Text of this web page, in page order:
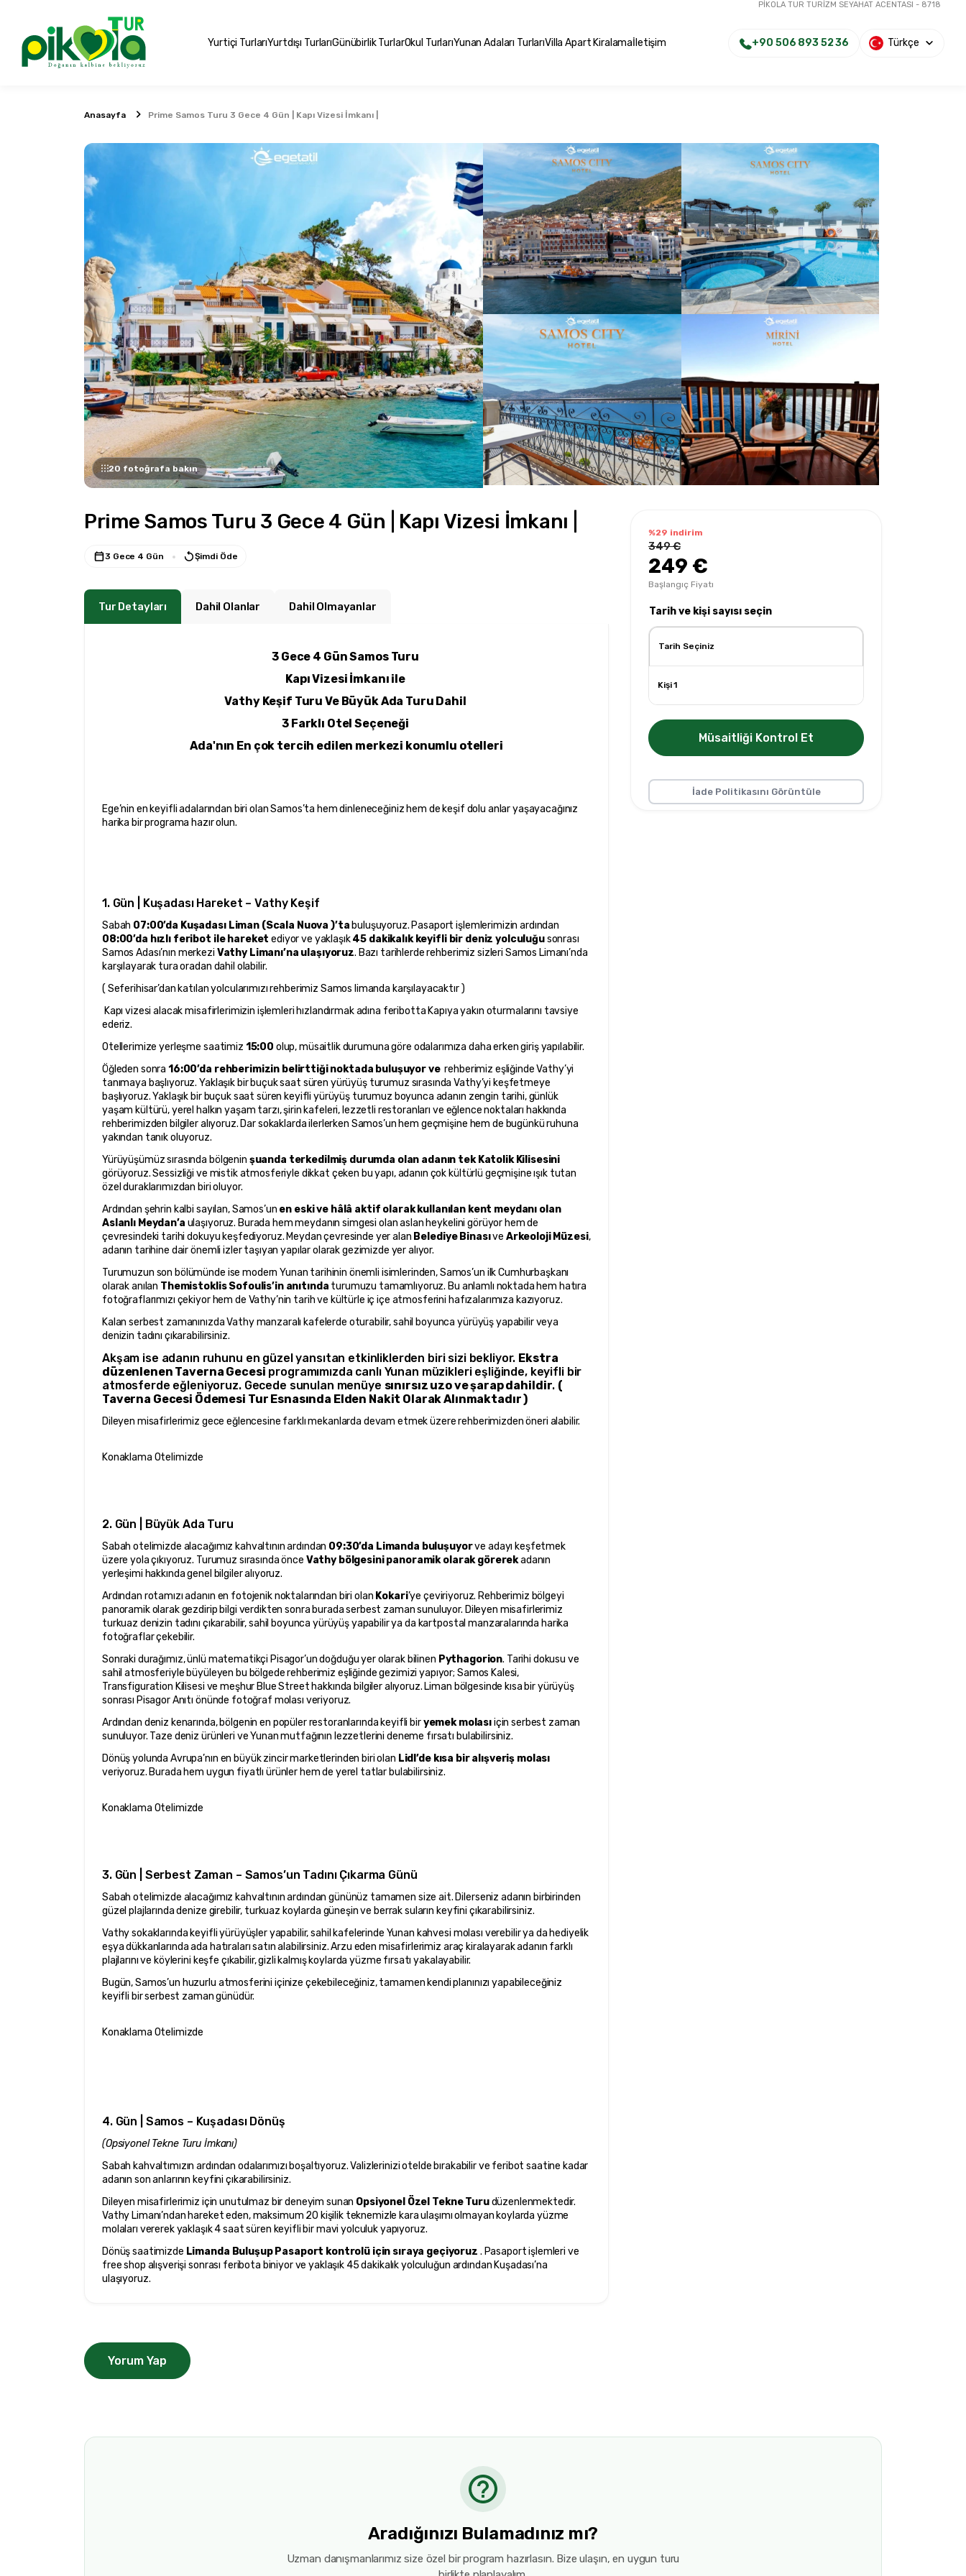
PİKOLA TUR TURİZM SEYAHAT ACENTASI - 8718
Yurtiçi TurlarıYurtdışı TurlarıGünübirlik TurlarOkul TurlarıYunan Adaları TurlarıVilla Apart Kiralamaİletişim +90 506 893 52 36 Türkçe
Anasayfa Prime Samos Turu 3 Gece 4 Gün | Kapı Vizesi İmkanı |
20 fotoğrafa bakın
Prime Samos Turu 3 Gece 4 Gün | Kapı Vizesi İmkanı |
3 Gece 4 Gün Şimdi Öde
Tur Detayları Dahil Olanlar Dahil Olmayanlar
3 Gece 4 Gün Samos Turu
Kapı Vizesi İmkanı ile
Vathy Keşif Turu Ve Büyük Ada Turu Dahil
3 Farklı Otel Seçeneği
Ada'nın En çok tercih edilen merkezi konumlu otelleri
Ege’nin en keyifli adalarından biri olan Samos’ta hem dinleneceğiniz hem de keşif dolu anlar yaşayacağınız
harika bir programa hazır olun.
1. Gün | Kuşadası Hareket – Vathy Keşif
Sabah 07:00’da Kuşadası Liman (Scala Nuova )’ta
08:00’da hızlı feribot ile hareket ediyor ve yaklaşık 45 dakikalık keyifli bir deniz yolculuğu sonrası
Samos Adası’nın merkezi Vathy Limanı’na ulaşıyoruz. Bazı tarihlerde rehberimiz sizleri Samos Limanı’nda
karşılayarak tura oradan dahil olabilir.
( Seferihisar’dan katılan yolcularımızı rehberimiz Samos limanda karşılayacaktır )
Kapı vizesi alacak misafirlerimizin işlemleri hızlandırmak adına feribotta Kapıya yakın oturmalarını tavsiye
ederiz.
Otellerimize yerleşme saatimiz 15:00 olup, müsaitlik durumuna göre odalarımıza daha erken giriş yapılabilir.
Öğleden sonra 16:00’da rehberimizin belirttiği noktada buluşuyor ve rehberimiz eşliğinde Vathy’yi
tanımaya başlıyoruz. Yaklaşık bir buçuk saat süren yürüyüş turumuz sırasında Vathy’yi keşfetmeye
başlıyoruz. Yaklaşık bir buçuk saat süren keyifli yürüyüş turumuz boyunca adanın zengin tarihi, günlük
yaşam kültürü, yerel halkın yaşam tarzı, şirin kafeleri, lezzetli restoranları ve eğlence noktaları hakkında
rehberimizden bilgiler alıyoruz. Dar sokaklarda ilerlerken Samos’un hem geçmişine hem de bugünkü ruhuna
yakından tanık oluyoruz.
Yürüyüşümüz sırasında bölgenin şuanda terkedilmiş durumda olan adanın tek Katolik Kilisesini
görüyoruz. Sessizliği ve mistik atmosferiyle dikkat çeken bu yapı, adanın çok kültürlü geçmişine ışık tutan
özel duraklarımızdan biri oluyor.
Ardından şehrin kalbi sayılan, Samos’un en eski ve hâlâ aktif olarak kullanılan kent meydanı olan
Aslanlı Meydan’a ulaşıyoruz. Burada hem meydanın simgesi olan aslan heykelini görüyor hem de
çevresindeki tarihi dokuyu keşfediyoruz. Meydan çevresinde yer alan Belediye Binası ve Arkeoloji Müzesi,
adanın tarihine dair önemli izler taşıyan yapılar olarak gezimizde yer alıyor.
Turumuzun son bölümünde ise modern Yunan tarihinin önemli isimlerinden, Samos’un ilk Cumhurbaşkanı
olarak anılan Themistoklis Sofoulis’in anıtında turumuzu tamamlıyoruz. Bu anlamlı noktada hem hatıra
fotoğraflarımızı çekiyor hem de Vathy’nin tarih ve kültürle iç içe atmosferini hafızalarımıza kazıyoruz.
Kalan serbest zamanınızda Vathy manzaralı kafelerde oturabilir, sahil boyunca yürüyüş yapabilir veya
denizin tadını çıkarabilirsiniz.
Akşam ise adanın ruhunu en güzel yansıtan etkinliklerden biri sizi bekliyor. Ekstra
düzenlenen Taverna Gecesi programımızda canlı Yunan müzikleri eşliğinde, keyifli bir
atmosferde eğleniyoruz. Gecede sunulan menüye sınırsız uzo ve şarap dahildir. (
Taverna Gecesi Ödemesi Tur Esnasında Elden Nakit Olarak Alınmaktadır )
Dileyen misafirlerimiz gece eğlencesine farklı mekanlarda devam etmek üzere rehberimizden öneri alabilir.
Konaklama Otelimizde
2. Gün | Büyük Ada Turu
Sabah otelimizde alacağımız kahvaltının ardından 09:30’da Limanda buluşuyor ve adayı keşfetmek
üzere yola çıkıyoruz. Turumuz sırasında önce Vathy bölgesini panoramik olarak görerek adanın
yerleşimi hakkında genel bilgiler alıyoruz.
Ardından rotamızı adanın en fotojenik noktalarından biri olan Kokari’ye çeviriyoruz. Rehberimiz bölgeyi
panoramik olarak gezdirip bilgi verdikten sonra burada serbest zaman sunuluyor. Dileyen misafirlerimiz
turkuaz denizin tadını çıkarabilir, sahil boyunca yürüyüş yapabilir ya da kartpostal manzaralarında harika
fotoğraflar çekebilir.
Sonraki durağımız, ünlü matematikçi Pisagor’un doğduğu yer olarak bilinen Pythagorion. Tarihi dokusu ve
sahil atmosferiyle büyüleyen bu bölgede rehberimiz eşliğinde gezimizi yapıyor; Samos Kalesi,
Transfiguration Kilisesi ve meşhur Blue Street hakkında bilgiler alıyoruz. Liman bölgesinde kısa bir yürüyüş
sonrası Pisagor Anıtı önünde fotoğraf molası veriyoruz.
Ardından deniz kenarında, bölgenin en popüler restoranlarında keyifli bir yemek molası için serbest zaman
sunuluyor. Taze deniz ürünleri ve Yunan mutfağının lezzetlerini deneme fırsatı bulabilirsiniz.
Dönüş yolunda Avrupa’nın en büyük zincir marketlerinden biri olan Lidl’de kısa bir alışveriş molası
veriyoruz. Burada hem uygun fiyatlı ürünler hem de yerel tatlar bulabilirsiniz.
Konaklama Otelimizde
3. Gün | Serbest Zaman – Samos’un Tadını Çıkarma Günü
Sabah otelimizde alacağımız kahvaltının ardından gününüz tamamen size ait. Dilerseniz adanın birbirinden
güzel plajlarında denize girebilir, turkuaz koylarda güneşin ve berrak suların keyfini çıkarabilirsiniz.
Vathy sokaklarında keyifli yürüyüşler yapabilir, sahil kafelerinde Yunan kahvesi molası verebilir ya da hediyelik
eşya dükkanlarında ada hatıraları satın alabilirsiniz. Arzu eden misafirlerimiz araç kiralayarak adanın farklı
plajlarını ve köylerini keşfe çıkabilir, gizli kalmış koylarda yüzme fırsatı yakalayabilir.
Bugün, Samos’un huzurlu atmosferini içinize çekebileceğiniz, tamamen kendi planınızı yapabileceğiniz
keyifli bir serbest zaman günüdür.
Konaklama Otelimizde
4. Gün | Samos – Kuşadası Dönüş
(Opsiyonel Tekne Turu İmkanı)
Sabah kahvaltımızın ardından odalarımızı boşaltıyoruz. Valizlerinizi otelde bırakabilir ve feribot saatine kadar
adanın son anlarının keyfini çıkarabilirsiniz.
Dileyen misafirlerimiz için unutulmaz bir deneyim sunan Opsiyonel Özel Tekne Turu düzenlenmektedir.
Vathy Limanı’ndan hareket eden, maksimum 20 kişilik teknemizle kara ulaşımı olmayan koylarda yüzme
molaları vererek yaklaşık 4 saat süren keyifli bir mavi yolculuk yapıyoruz.
Dönüş saatimizde Limanda Buluşup Pasaport kontrolü için sıraya geçiyoruz . Pasaport işlemleri ve
free shop alışverişi sonrası feribota biniyor ve yaklaşık 45 dakikalık yolculuğun ardından Kuşadası’na
ulaşıyoruz.
%29 indirim
349 €
249 €
Başlangıç Fiyatı
Tarih ve kişi sayısı seçin
Kişi 1
Müsaitliği Kontrol Et
İade Politikasını Görüntüle
Yorum Yap
Aradığınızı Bulamadınız mı?
Uzman danışmanlarımız size özel bir program hazırlasın. Bize ulaşın, en uygun turu